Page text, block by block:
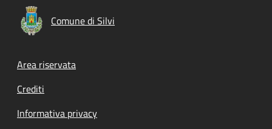
Comune di Silvi
Footer menu
Area riservata
Crediti
Informativa privacy